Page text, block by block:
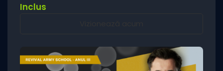
Inclus